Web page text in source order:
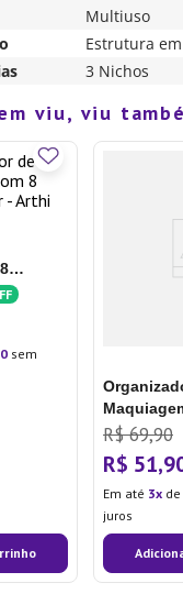
Multiuso
Estrutura
3 Nichos
viu, viu
sem
Gavetas
R$ 69,90
R$ 51,
Em até 3 de
juros